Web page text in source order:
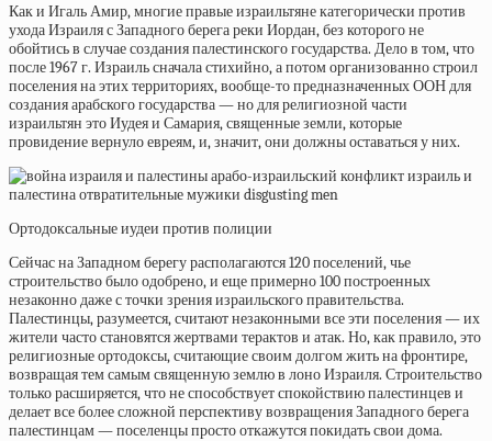
Как и Игаль Амир, многие правые израильтяне категорически против
ухода Израиля с Западного берега реки Иордан, без которого не
обойтись в случае создания палестинского государства. Дело в том, что
после 1967 г. Израиль сначала стихийно, а потом организованно строил
поселения на этих территориях, вообще-то предназначенных ООН для
создания арабского государства — но для религиозной части
израильтян это Иудея и Самария, священные земли, которые
провидение вернуло евреям, и, значит, они должны оставаться у них.
Ортодоксальные иудеи против полиции
Сейчас на Западном берегурасполагаются120 поселений, чье
строительство было одобрено, и еще примерно 100 построенных
незаконно даже с точки зрения израильского правительства.
Палестинцы, разумеется, считают незаконными все эти поселения — их
жители часто становятся жертвами терактов и атак. Но, как правило, это
религиозные ортодоксы, считающие своим долгом жить на фронтире,
возвращая тем самым священную землю в лоно Израиля. Строительство
только расширяется, что не способствует спокойствию палестинцев и
делает все более сложной перспективу возвращения Западного берега
палестинцам — поселенцы просто откажутся покидать свои дома.